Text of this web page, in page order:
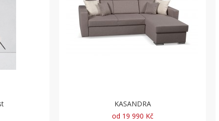
KASANDRA
od 19 990 Kč